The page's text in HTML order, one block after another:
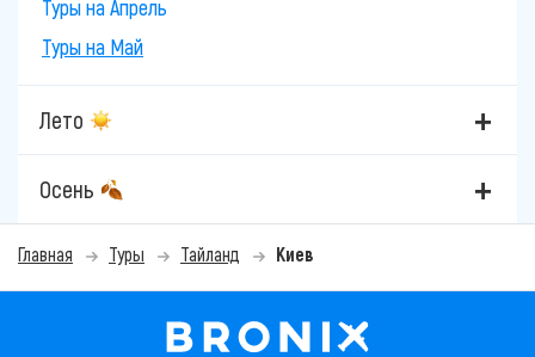
Туры на Апрель
Туры на Май
Лето
Осень
Главная Туры Тайланд Киев